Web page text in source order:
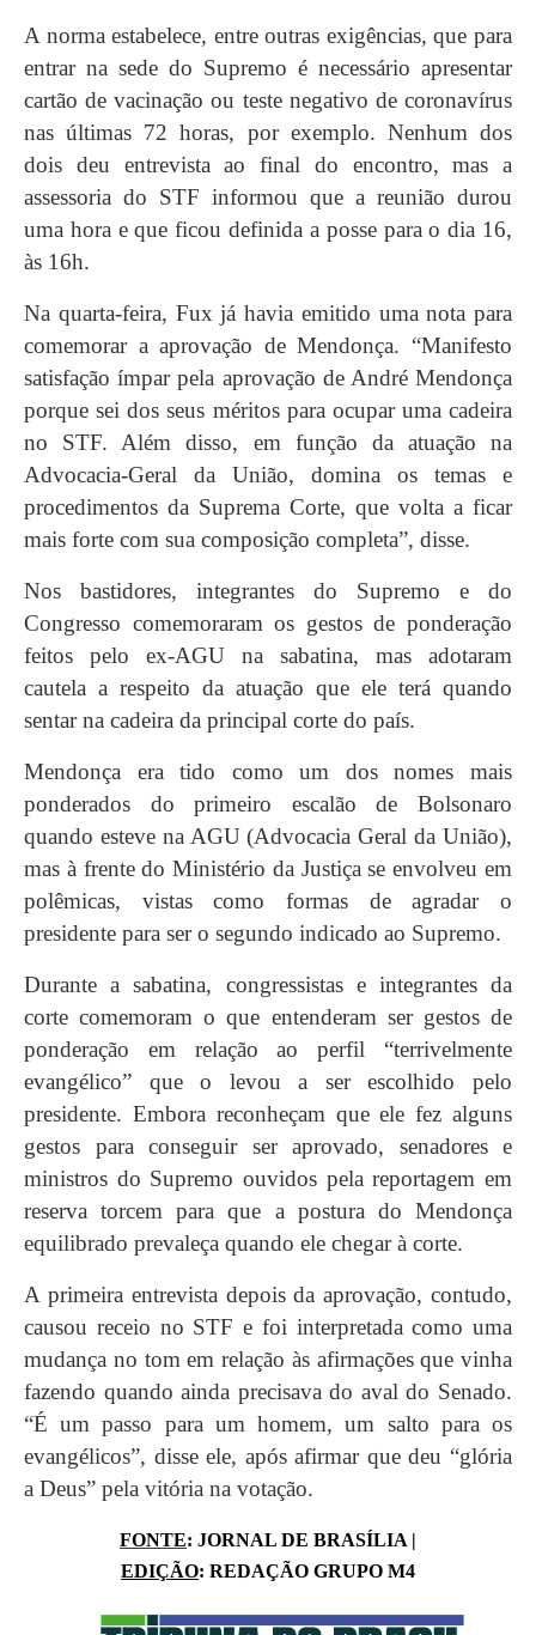
A norma estabelece, entre outras exigências, que para
entrar na sede do Supremo é necessário apresentar
cartão de vacinação ou teste negativo de coronavírus
nas últimas 72 horas, por exemplo. Nenhum dos
dois deu entrevista ao final do encontro, mas a
assessoria do STF informou que a reunião durou
uma hora e que ficou definida a posse para o dia 16,
às 16h.
Na quarta-feira, Fux já havia emitido uma nota para
comemorar a aprovação de Mendonça. “Manifesto
satisfação ímpar pela aprovação de André Mendonça
porque sei dos seus méritos para ocupar uma cadeira
no STF. Além disso, em função da atuação na
Advocacia-Geral da União, domina os temas e
procedimentos da Suprema Corte, que volta a ficar
mais forte com sua composição completa”, disse.
Nos bastidores, integrantes do Supremo e do
Congresso comemoraram os gestos de ponderação
feitos pelo ex-AGU na sabatina, mas adotaram
cautela a respeito da atuação que ele terá quando
sentar na cadeira da principal corte do país.
Mendonça era tido como um dos nomes mais
ponderados do primeiro escalão de Bolsonaro
quando esteve na AGU (Advocacia Geral da União),
mas à frente do Ministério da Justiça se envolveu em
polêmicas, vistas como formas de agradar o
presidente para ser o segundo indicado ao Supremo.
Durante a sabatina, congressistas e integrantes da
corte comemoram o que entenderam ser gestos de
ponderação em relação ao perfil “terrivelmente
evangélico” que o levou a ser escolhido pelo
presidente. Embora reconheçam que ele fez alguns
gestos para conseguir ser aprovado, senadores e
ministros do Supremo ouvidos pela reportagem em
reserva torcem para que a postura do Mendonça
equilibrado prevaleça quando ele chegar à corte.
A primeira entrevista depois da aprovação, contudo,
causou receio no STF e foi interpretada como uma
mudança no tom em relação às afirmações que vinha
fazendo quando ainda precisava do aval do Senado.
“É um passo para um homem, um salto para os
evangélicos”, disse ele, após afirmar que deu “glória
a Deus” pela vitória na votação.
FONTE: JORNAL DE BRASÍLIA |
EDIÇÃO: REDAÇÃO GRUPO M4